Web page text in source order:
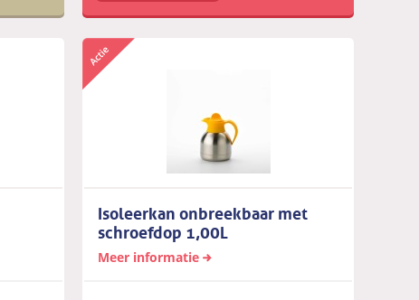
Isoleerkan onbreekbaar met
schroefdop 1,00L
Meer informatie